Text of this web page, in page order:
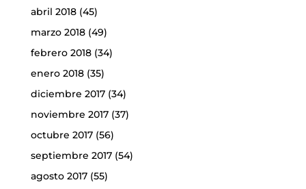
abril 2018(45)
marzo 2018(49)
febrero 2018(34)
enero 2018(35)
diciembre 2017(34)
noviembre 2017(37)
octubre 2017(56)
septiembre 2017(54)
agosto 2017(55)